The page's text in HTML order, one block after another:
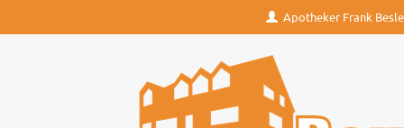
Apotheker Frank